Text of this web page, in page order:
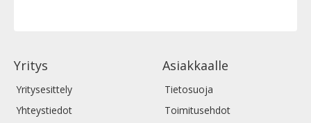
Yritys
Yritysesittely
Yhteystiedot
Asiakkaalle
Tietosuoja
Toimitusehdot